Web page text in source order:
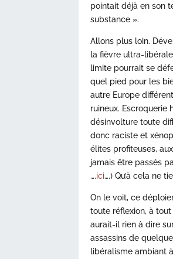
pointait déjà en son
substance ».
Allons plus loin.
la fièvre ultra-
limite pourrait se
quel pied pour les
autre Europe
ruineux.
désinvolture toute
donc raciste et
élites profiteuses,
jamais être passés
….ici….) Qu’à cela ne
On le voit, ce
toute réflexion, à
aurait-il rien à dire
assassins de
libéralisme ambiant